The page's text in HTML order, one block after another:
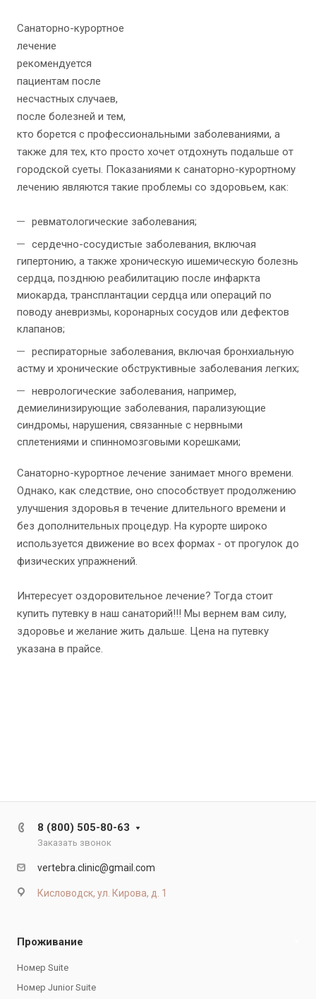
Санаторно-курортное
лечение
рекомендуется
пациентам после
несчастных случаев,
после болезней и тем,
кто борется с профессиональными заболеваниями, а
также для тех, кто просто хочет отдохнуть подальше от
городской суеты. Показаниями к санаторно-курортному
лечению являются такие проблемы со здоровьем, как:
ревматологические заболевания;
сердечно-сосудистые заболевания, включая
гипертонию, а также хроническую ишемическую болезнь
сердца, позднюю реабилитацию после инфаркта
миокарда, трансплантации сердца или операций по
поводу аневризмы, коронарных сосудов или дефектов
клапанов;
респираторные заболевания, включая бронхиальную
астму и хронические обструктивные заболевания легких;
неврологические заболевания, например,
демиелинизирующие заболевания, парализующие
синдромы, нарушения, связанные с нервными
сплетениями и спинномозговыми корешками;
Санаторно-курортное лечение занимает много времени.
Однако, как следствие, оно способствует продолжению
улучшения здоровья в течение длительного времени и
без дополнительных процедур. На курорте широко
используется движение во всех формах - от прогулок до
физических упражнений.
Интересует оздоровительное лечение? Тогда стоит
купить путевку в наш санаторий!!! Мы вернем вам силу,
здоровье и желание жить дальше. Цена на путевку
указана в прайсе.
8 (800) 505-80-63
Заказать звонок
vertebra.clinic@gmail.com
Кисловодск, ул. Кирова, д. 1
Проживание
Номер Suite
Номер Junior Suite